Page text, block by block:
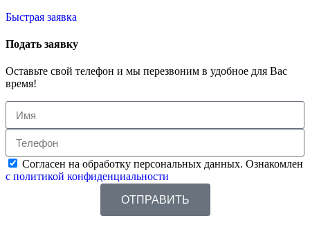
Быстрая заявка
Подать заявку
Оставьте свой телефон и мы перезвоним в удобное для Вас
время!
Согласен на обработку персональных данных. Ознакомлен
с политикой конфиденциальности
ОТПРАВИТЬ